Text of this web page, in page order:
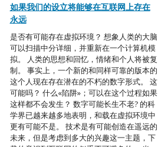
如果我们的设立将能够在互联网上存在
永远
是否有可能存在虚拟环境？ 想象人类的大脑
可以扫描中分详细，并重新在一个计算机模
拟。 人类的思想和回忆，情绪和个人将被复
制。 事实上，一个新的和同样可靠的版本的
这个人现在存在潜在的不朽的数字形式。 这
可能吗？ 什么«陷阱»；可以在这个过程如果
这样都不会发生？ 数字可能长生不老? 的科
学界已越来越多地表明，和载在虚拟环境中
更有可能不是。 技术是有可能创造在遥远的
未来，但是考虑到多大的兴趣这一主题，下